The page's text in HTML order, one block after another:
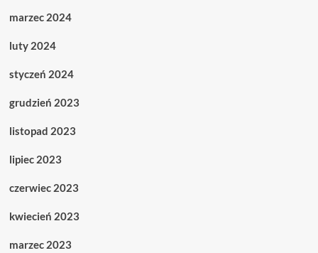
marzec 2024
luty 2024
styczeń 2024
grudzień 2023
listopad 2023
lipiec 2023
czerwiec 2023
kwiecień 2023
marzec 2023